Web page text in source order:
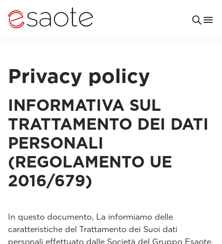
Privacy policy
INFORMATIVA SUL
TRATTAMENTO DEI DATI
PERSONALI
(REGOLAMENTO UE
2016/679)
In questo documento, La informiamo delle
caratteristiche del Trattamento dei Suoi dati
personali effettuato dalle Società del Gruppo Esaote.